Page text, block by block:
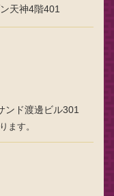
天神4階401
ンド渡邊ビル301
ます。